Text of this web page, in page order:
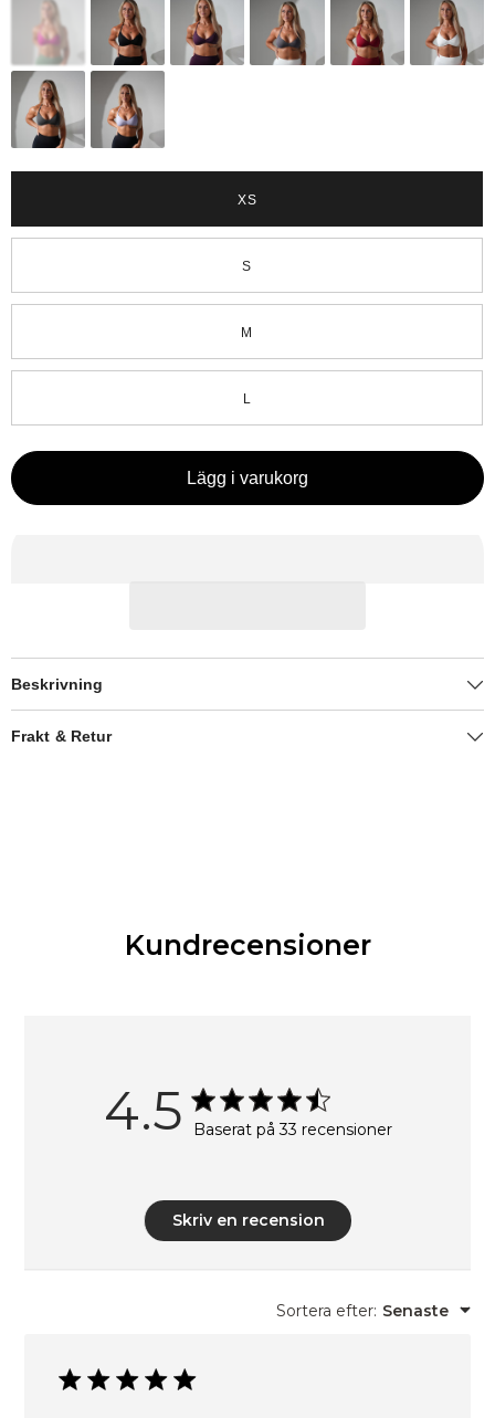
XS
S
M
L
Lägg i varukorg
Beskrivning
Frakt & Retur
Kundrecensioner
4.5 Baserat på 33 recensioner
Skriv en recension
Sortera efter: Senaste